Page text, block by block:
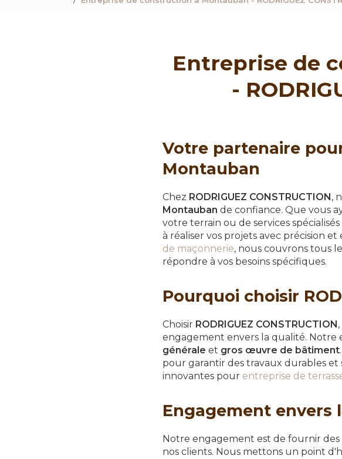
Entreprise de
-
Votre partenaire
Montauban
Chez RODRIGUEZ CONSTRUCTION,
Montauban de confiance. Que vous
votre terrain ou de services
à réaliser vos projets avec précision
de maçonnerie, nous couvrons tous
répondre à vos besoins spécifiques.
Pourquoi choisir
Choisir RODRIGUEZ CONSTRUCTION
engagement envers la qualité. Notre
générale et gros œuvre de bâtiment
pour garantir des travaux durables et
innovantes pour entreprise de
Engagement
Notre engagement est de fournir
nos clients. Nous mettons un point